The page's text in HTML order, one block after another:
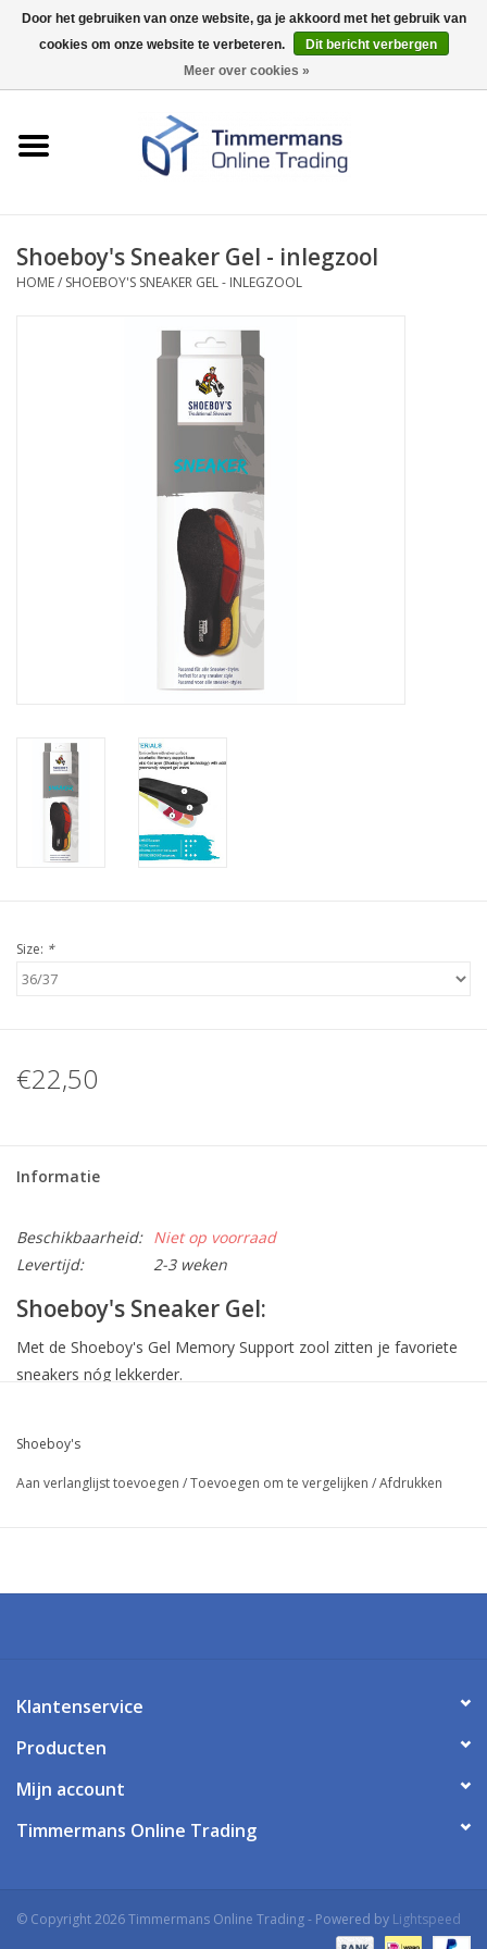
0 Artikelen - €0,00
Merken
Shoeboy's Sneaker Gel - inlegzool
HOME/ SHOEBOY'S SNEAKER GEL - INLEGZOOL
Size: *
€22,50
Informatie
Beschikbaarheid: Niet op voorraad
Levertijd:
2-3 weken
Shoeboy's Sneaker Gel:
Met de Shoeboy's Gel Memory Support zool zitten je favoriete
sneakers nóg lekkerder.
memory foam tussenlaag draagt bij aan de ideale pasvorm en
onderlaag, biedt optimaal comfort onder de bal en de hiel.
Shoeboy's
Aan verlanglijst toevoegen /Toevoegen om te vergelijken /Afdrukken
Klantenservice
Producten
Mijn account
Timmermans Online Trading
© Copyright 2026 Timmermans Online Trading - Powered by Lightspeed
Door het gebruiken van onze website, ga je akkoord met het gebruik van
cookies om onze website te verbeteren.
Dit bericht verbergen
Meer over cookies »